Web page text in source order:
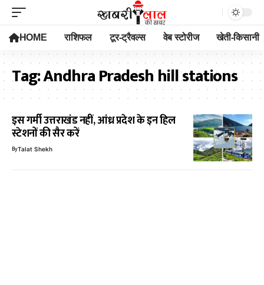
HOME राशिफल टूर-ट्रैवल्स वेब स्टोरीज खेती-किसानी
Tag:Andhra Pradesh hill stations
इस गर्मी उत्तराखंड नहीं, आंध्र प्रदेश के इन हिल
स्टेशनों की सैर करें
ByTalat Shekh